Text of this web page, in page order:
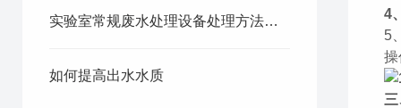
实验室常规废水处理设备处理方法及标准
如何提高出水水质
4
5
操